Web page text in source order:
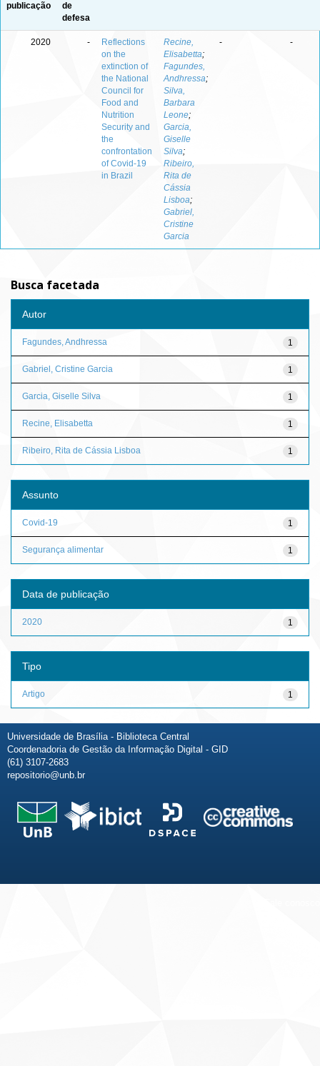
publicação
de
defesa
2020 -
Reflections
on the
extinction of
the National
Council for
Food and
Nutrition
Security and
the
confrontation
of Covid-19
in Brazil
Recine,
Elisabetta;
Fagundes,
Andhressa;
Silva,
Barbara
Leone;
Garcia,
Giselle
Silva;
Ribeiro,
Rita de
Cássia
Lisboa;
Gabriel,
Cristine
Garcia
- -
Busca facetada
Autor
1
Fagundes, Andhressa
1
Gabriel, Cristine Garcia
1
Garcia, Giselle Silva
1
Recine, Elisabetta
1
Ribeiro, Rita de Cássia Lisboa
Assunto
1
Covid-19
1
Segurança alimentar
Data de publicação
1
2020
Tipo
1
Artigo
Universidade de Brasília - Biblioteca Central
Coordenadoria de Gestão da Informação Digital - GID
(61) 3107-2683
repositorio@unb.br